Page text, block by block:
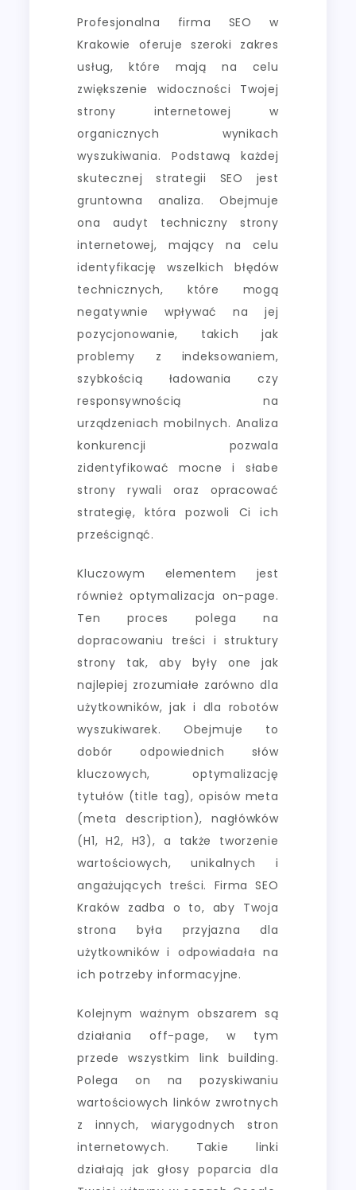
Profesjonalna firma SEO w
Krakowie oferuje szeroki zakres
usług, które mają na celu
zwiększenie widoczności Twojej
strony internetowej w
organicznych wynikach
wyszukiwania. Podstawą każdej
skutecznej strategii SEO jest
gruntowna analiza. Obejmuje
ona audyt techniczny strony
internetowej, mający na celu
identyfikację wszelkich błędów
technicznych, które mogą
negatywnie wpływać na jej
pozycjonowanie, takich jak
problemy z indeksowaniem,
szybkością ładowania czy
responsywnością na
urządzeniach mobilnych. Analiza
konkurencji pozwala
zidentyfikować mocne i słabe
strony rywali oraz opracować
strategię, która pozwoli Ci ich
prześcignąć.
Kluczowym elementem jest
również optymalizacja on-page.
Ten proces polega na
dopracowaniu treści i struktury
strony tak, aby były one jak
najlepiej zrozumiałe zarówno dla
użytkowników, jak i dla robotów
wyszukiwarek. Obejmuje to
dobór odpowiednich słów
kluczowych, optymalizację
tytułów (title tag), opisów meta
(meta description), nagłówków
(H1, H2, H3), a także tworzenie
wartościowych, unikalnych i
angażujących treści. Firma SEO
Kraków zadba o to, aby Twoja
strona była przyjazna dla
użytkowników i odpowiadała na
ich potrzeby informacyjne.
Kolejnym ważnym obszarem są
działania off-page, w tym
przede wszystkim link building.
Polega on na pozyskiwaniu
wartościowych linków zwrotnych
z innych, wiarygodnych stron
internetowych. Takie linki
działają jak głosy poparcia dla